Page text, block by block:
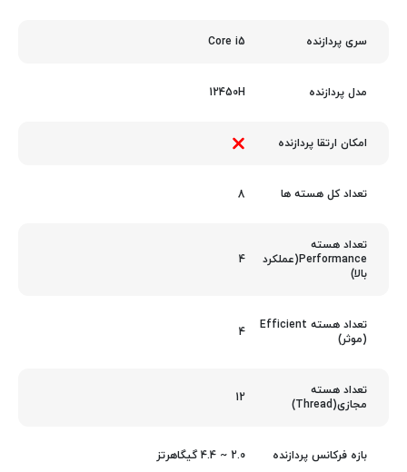
سری پردازنده Core i5
مدل پردازنده 12450H
امکان ارتقا پردازنده
تعداد کل هسته ها 8
تعداد هسته
Performance(عملکرد
بالا)
4
تعداد هسته Efficient
(موثر)
4
تعداد هسته
مجازی(Thread)
12
بازه فرکانس پردازنده 2.0 ~ 4.4 گیگاهرتز